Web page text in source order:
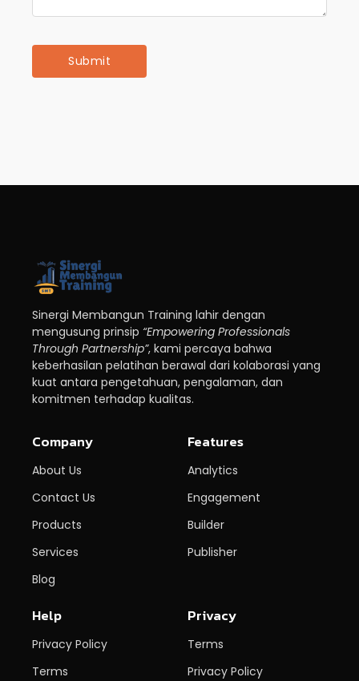
Sinergi Membangun Training lahir dengan
mengusung prinsip “Empowering Professionals
Through Partnership”, kami percaya bahwa
keberhasilan pelatihan berawal dari kolaborasi yang
kuat antara pengetahuan, pengalaman, dan
komitmen terhadap kualitas.
Company
About Us
Contact Us
Products
Services
Blog
Features
Analytics
Engagement
Builder
Publisher
Help
Privacy Policy
Terms
Privacy
Terms
Privacy Policy